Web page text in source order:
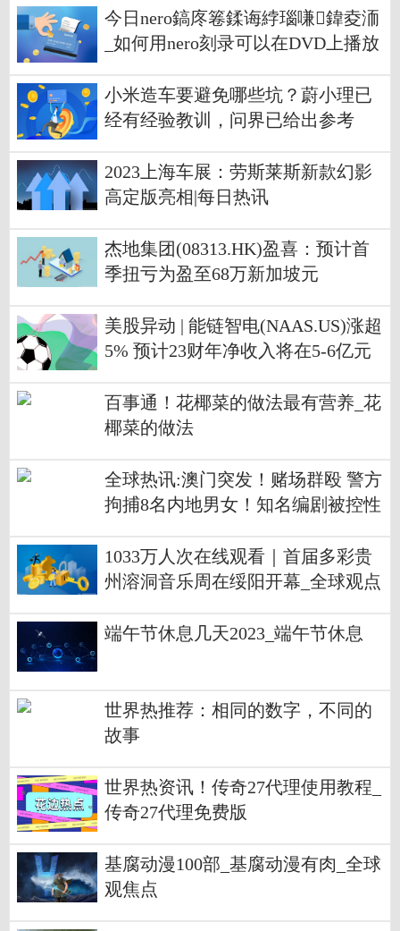
为胃癌或胃食管连接部癌患者一线
治疗的中国II期临床研究完成C和G
今日nero鎬庝箞鍒诲綍瑙嗛鍏夌洏
_如何用nero刻录可以在DVD上播放
小米造车要避免哪些坑？蔚小理已
经有经验教训，问界已给出参考
2023上海车展：劳斯莱斯新款幻影
高定版亮相|每日热讯
杰地集团(08313.HK)盈喜：预计首
季扭亏为盈至68万新加坡元
美股异动 | 能链智电(NAAS.US)涨超
5% 预计23财年净收入将在5-6亿元
百事通！花椰菜的做法最有营养_花
椰菜的做法
全球热讯:澳门突发！赌场群殴 警方
拘捕8名内地男女！知名编剧被控性
机构紧急宣布
1033万人次在线观看｜首届多彩贵
州溶洞音乐周在绥阳开幕_全球观点
端午节休息几天2023_端午节休息
世界热推荐：相同的数字，不同的
故事
世界热资讯！传奇27代理使用教程_
传奇27代理免费版
基腐动漫100部_基腐动漫有肉_全球
观焦点